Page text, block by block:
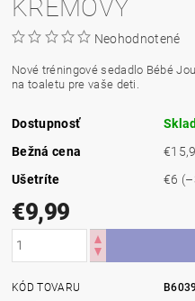
KRÉMOVÝ
Neohodnotené
Nové tréningové sedadlo Bébé
na toaletu pre vaše deti.
Dostupnosť
Bežná cena
Ušetríte
€6
€9,99
KÓD TOVARU